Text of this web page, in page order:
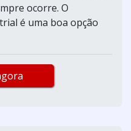
ocorre. O
é uma boa opção